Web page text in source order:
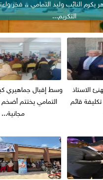
يكرم النائب وليد التمامي .. فخر
التكريم...
الاستاذ
قائم
وسط إقبال جماهيري
التمامي يختتم
مجانية...